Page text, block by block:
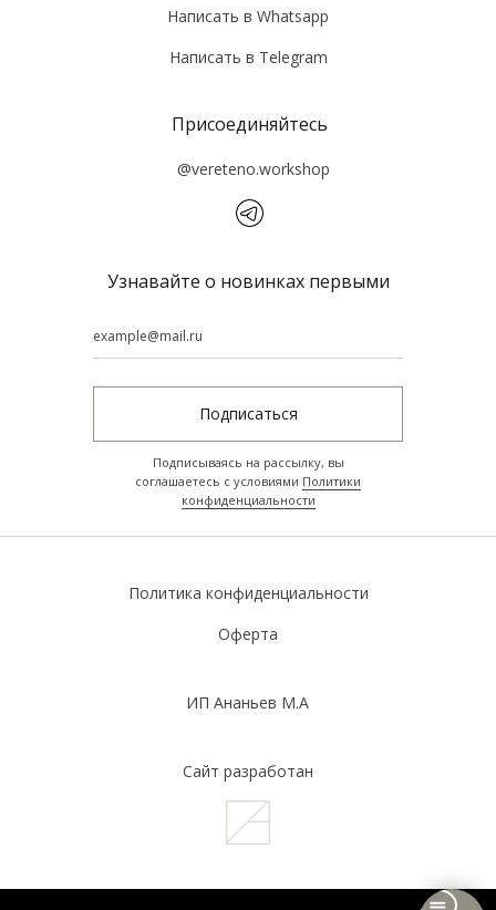
Написать в Whatsapp
Написать в Tеlegram
@vereteno.workshop
Присоединяйтесь
Узнавайте о новинках первыми
Подписаться
Подписываясь на рассылку, вы
соглашаетесь с условиями Политики
конфиденциальности
Политика конфиденциальности
Оферта
ИП Ананьев М.А
Сайт разработан